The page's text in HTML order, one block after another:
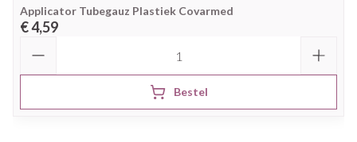
Applicator Tubegauz Plastiek Covarmed
€ 4,59
Bestel